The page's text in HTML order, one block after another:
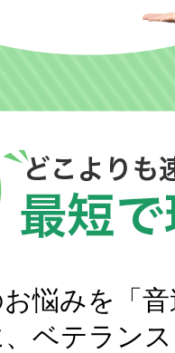
悩みを「
ベテラン